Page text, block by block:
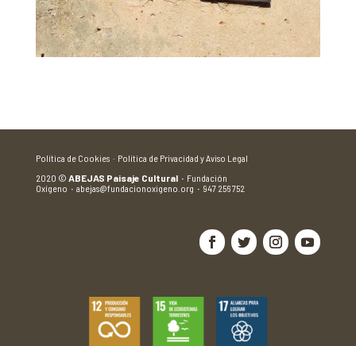
Política de Cookies · Política de Privacidad y Aviso Legal
2020 © ABEJAS Paisaje Cultural · Fundación
Oxígeno · abejas@fundacionoxigeno.org · 947 256 752